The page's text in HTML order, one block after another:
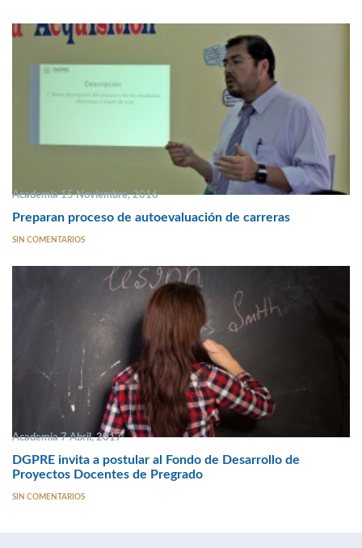
Academia 15 Noviembre, 2016
Preparan proceso de autoevaluación de carreras
SIN COMENTARIOS
Academia 7 Abril, 2017
DGPRE invita a postular al Fondo de Desarrollo de
Proyectos Docentes de Pregrado
SIN COMENTARIOS